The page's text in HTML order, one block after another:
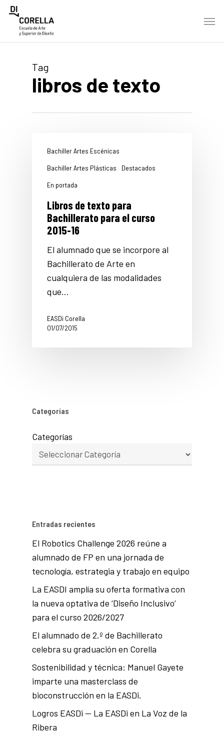
Skip
Menu
Tag
libros de texto
Bachiller Artes Escénicas
Bachiller Artes Plásticas
Destacados
En portada
Libros de texto para
Bachillerato para el curso
2015-16
El alumnado que se incorpore al
Bachillerato de Arte en
cualquiera de las modalidades
que…
EASDi Corella
01/07/2015
Categorías
Categorías
Entradas recientes
El Robotics Challenge 2026 reúne a
alumnado de FP en una jornada de
tecnología, estrategia y trabajo en equipo
La EASDI amplía su oferta formativa con
la nueva optativa de ‘Diseño Inclusivo’
para el curso 2026/2027
El alumnado de 2.º de Bachillerato
celebra su graduación en Corella
Sostenibilidad y técnica: Manuel Gayete
imparte una masterclass de
bioconstrucción en la EASDi.
Logros EASDi — La EASDi en La Voz de la
Ribera